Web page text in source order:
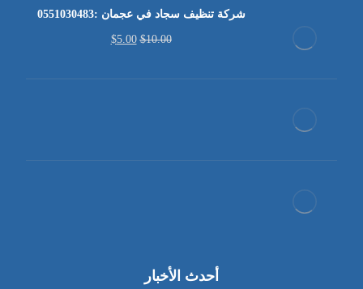
شركة تنظيف سجاد في عجمان :0551030483
$10.00
$5.00
أحدث الأخبار